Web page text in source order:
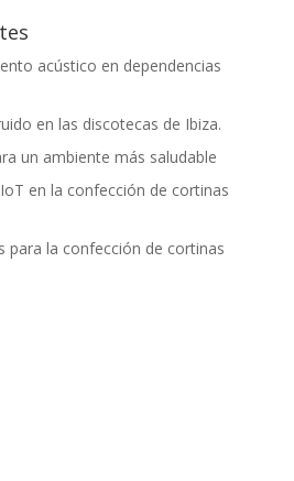
acústico en dependencias
en las discotecas de Ibiza.
un ambiente más saludable
en la confección de cortinas
para la confección de cortinas